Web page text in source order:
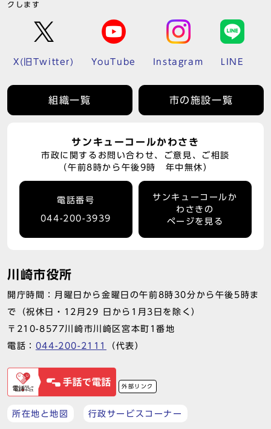
クします
X(旧Twitter) YouTube Instagram LINE
組織一覧 市の施設一覧
サンキューコールかわさき
市政に関するお問い合わせ、ご意見、ご相談
（午前8時から午後9時 年中無休）
電話番号
044-200-3939
サンキューコールか
わさきの
ページを見る
川崎市役所
開庁時間：月曜日から金曜日の午前8時30分から午後5時ま
で（祝休日・12月29 日から1月3日を除く）
〒210-8577川崎市川崎区宮本町1番地
電話： 044-200-2111 （代表）
外部リンク
所在地と地図 行政サービスコーナー